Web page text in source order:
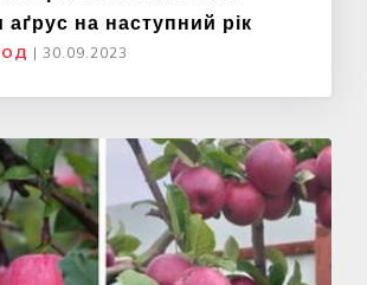
на наступний рік
| 30.09.2023